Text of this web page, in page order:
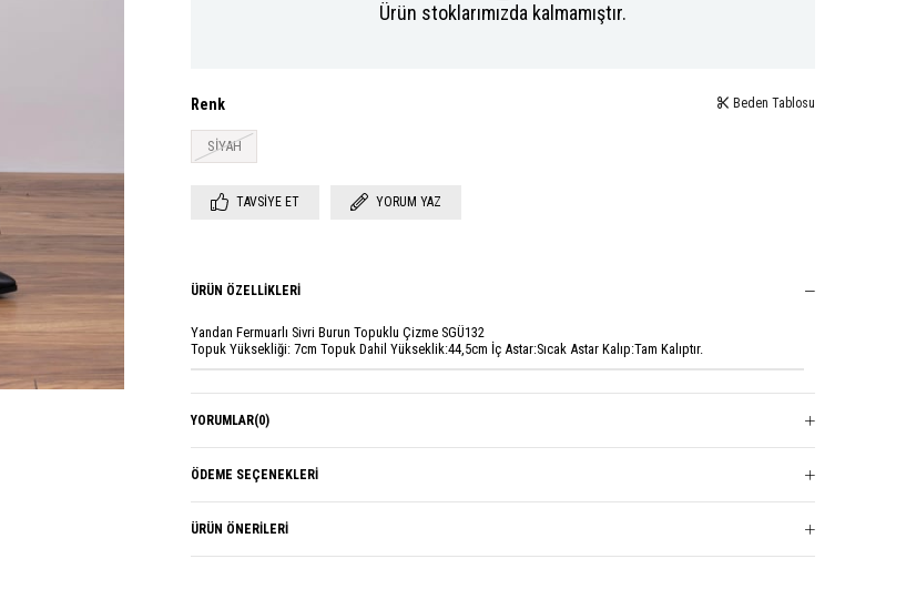
Ürün stoklarımızda kalmamıştır.
Renk
SİYAH
Beden Tablosu
TAVSIYE ET YORUM YAZ
ÜRÜN ÖZELLIKLERI
Yandan Fermuarlı Sivri Burun Topuklu Çizme SGÜ132
Topuk Yüksekliği: 7cm Topuk Dahil Yükseklik:44,5cm İç Astar:Sıcak Astar Kalıp:Tam Kalıptır.
YORUMLAR(0)
ÖDEME SEÇENEKLERI
ÜRÜN ÖNERILERI